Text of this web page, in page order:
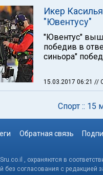
Икер
"Ювентусу"
"Ювентус"
победив в
синьора"
15.03.2017 06:21 //
Спорт :: 15
Обратная связь
, охраняются в
без согласования с